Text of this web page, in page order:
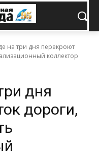
на три дня перекроют
коллектор
дня
дороги,